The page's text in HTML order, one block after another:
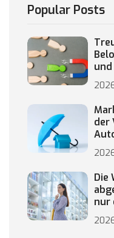
Popular Posts
der
Die
nur